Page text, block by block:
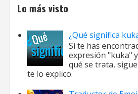
Lo más visto
¿Qué significa
Si te has
expresión "kuka"
qué se trata,
te lo explico.